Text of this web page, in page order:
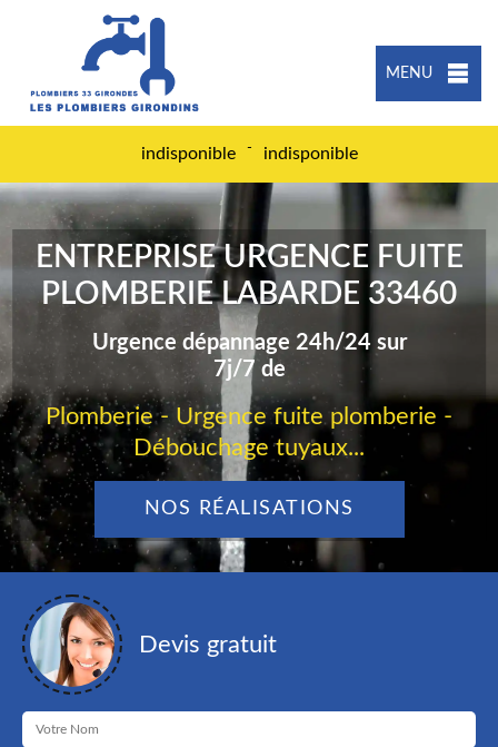
MENU
indisponible - indisponible
ENTREPRISE URGENCE FUITE
PLOMBERIE LABARDE 33460
Urgence dépannage 24h/24 sur
7j/7 de
Plomberie - Urgence fuite plomberie -
Débouchage tuyaux...
NOS RÉALISATIONS
Devis gratuit